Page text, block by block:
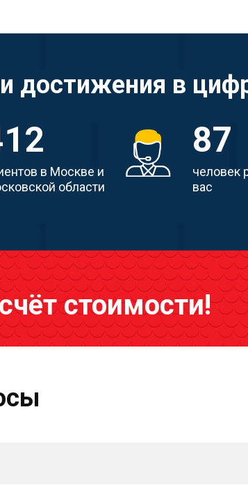
достижения в
в Москве и
области
87
человек
вас
стоимости!